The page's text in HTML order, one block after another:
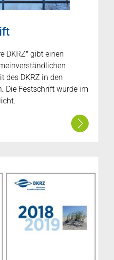
DKRZ" gibt einen
des DKRZ in den
Die Festschrift wurde im